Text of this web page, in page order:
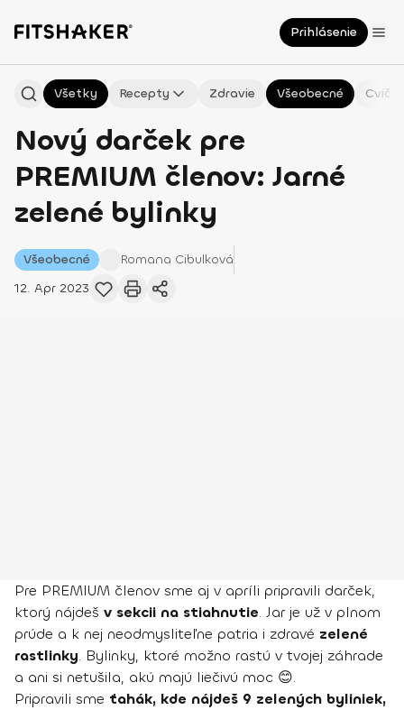
Prihlásenie
Všetky Recepty Zdravie Všeobecné
Nový darček pre
PREMIUM členov: Jarné
zelené bylinky
Všeobecné Romana Cibulková
12. Apr 2023
Pre PREMIUM členov sme aj v apríli pripravili darček,
ktorý nájdeš v sekcii na stiahnutie. Jar je už v plnom
prúde a k nej neodmysliteľne patria i zdravé zelené
rastlinky. Bylinky, ktoré možno rastú v tvojej záhrade
a ani si netušila, akú majú liečivú moc 😊.
Pripravili sme ťahák, kde nájdeš 9 zelených byliniek,